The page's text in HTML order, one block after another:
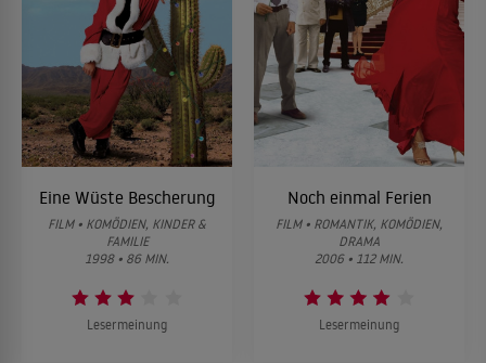
Eine Wüste Bescherung
FILM • KOMÖDIEN, KINDER &
FAMILIE
1998 • 86 MIN.
Lesermeinung
Noch einmal Ferien
FILM • ROMANTIK, KOMÖDIEN,
DRAMA
2006 • 112 MIN.
Lesermeinung